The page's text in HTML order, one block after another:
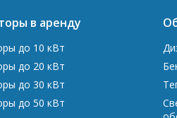
в аренду
до 10 кВт
до 20 кВт
до 30 кВт
до 50 кВт